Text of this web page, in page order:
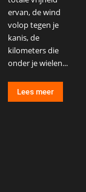
ervan, de wind
volop tegen je
kanis, de
kilometers die
onder je wielen...
Lees meer